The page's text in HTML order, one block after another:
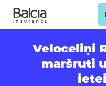
Veloceliņi
maršruti